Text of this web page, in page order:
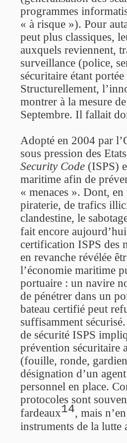
programmes
« à risque »). Pour
peut plus classiques,
auxquels reviennent,
surveillance (police,
sécuritaire étant
Structurellement,
montrer à la mesure
Septembre. Il fallait
Adopté en 2004 par
sous pression des
Security Code (ISPS)
maritime afin de
« menaces ». Dont,
piraterie, de trafics
clandestine, le
fait encore
certification ISPS des
en revanche révélée
l’économie maritime
portuaire : un navire
de pénétrer dans un
bateau certifié peut
suffisamment
de sécurité ISPS
prévention sécuritaire
(fouille, ronde,
désignation d’un
personnel en place.
protocoles sont
fardeaux14, mais
instruments de la